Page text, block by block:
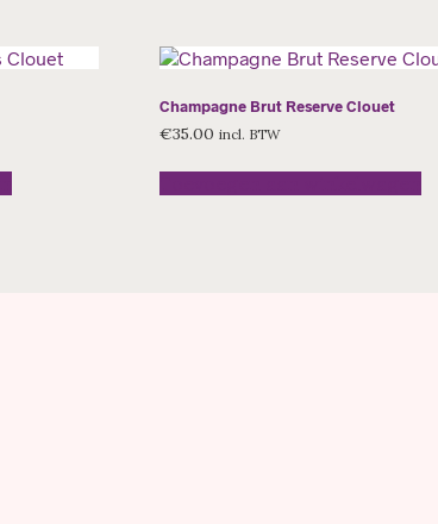
Champagne Brut Reserve Clouet
€35.00 incl. BTW